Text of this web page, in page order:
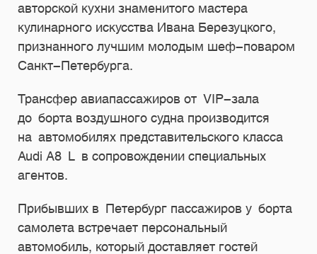
авторской кухни знаменитого мастера
кулинарного искусства Ивана Березуцкого,
признанного лучшим молодым шеф-поваром
Санкт-Петербурга.
Трансфер авиапассажиров от VIP-зала
до борта воздушного судна производится
на автомобилях представительского класса
Audi A8 L в сопровождении специальных
агентов.
Прибывших в Петербург пассажиров у борта
самолета встречает персональный
автомобиль, который доставляет гостей